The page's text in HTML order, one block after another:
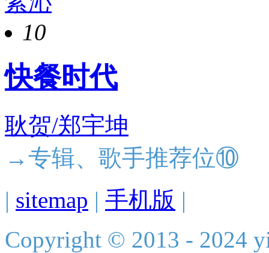
10
快餐时代
耿贺/郑宇坤
→专辑、歌手推荐位⑩
| sitemap | 手机版 |
Copyright © 2013 - 2024